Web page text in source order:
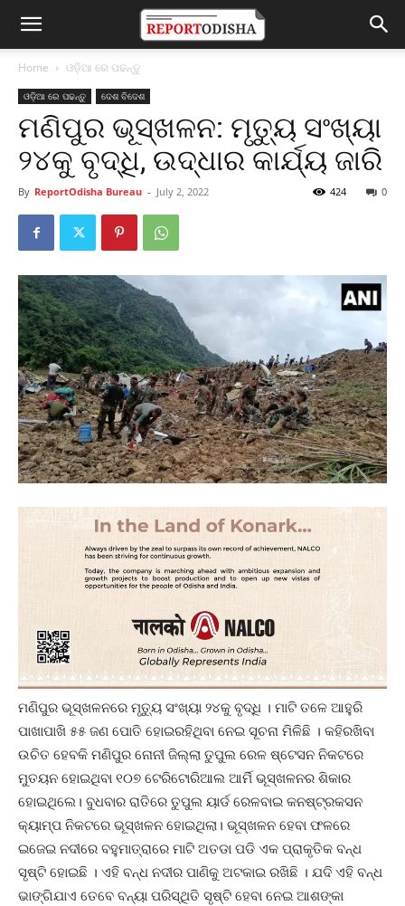
Home ଓଡ଼ିଆ ରେ ପଢନ୍ତୁ
ଓଡ଼ିଆ ରେ ପଢନ୍ତୁ ଦେଶ ବିଦେଶ
ମଣିପୁର ଭୂସ୍ଖଳନ: ମୃତ୍ୟୁ ସଂଖ୍ୟା
୨୪କୁ ବୃଦ୍ଧି, ଉଦ୍ଧାର କାର୍ଯ୍ୟ ଜାରି
By ReportOdisha Bureau - July 2, 2022 0
424
ମଣିପୁର ଭୂସ୍ଖଳନରେ ମୃତ୍ୟୁ ସଂଖ୍ୟା ୨୪କୁ ବୃଦ୍ଧି । ମାଟି ତଳେ ଆହୁରି
ପାଖାପାଖି ୫୫ ଜଣ ପୋତି ହୋଇରହିଥିବା ନେଇ ସୂଚନା ମିଳିଛି । କହିରଖିବା
ଉଚିତ ହେବକି ମଣିପୁର ନୋନୀ ଜିଲ୍ଲା ତୁପୁଲ ରେଳ ଷ୍ଟେସନ ନିକଟରେ
ମୁତୟନ ହୋଇଥିବା ୧୦୭ ଟେରିଟୋରିଆଲ ଆର୍ମି ଭୂସ୍ଖଳନର ଶିକାର
ହୋଇଥିଲେ। ବୁଧବାର ରାତିରେ ତୁପୁଲ ୟାର୍ଡ ରେଳବାଇ କନଷ୍ଟ୍ରକସନ
କ୍ୟାମ୍ପ ନିକଟରେ ଭୂସ୍ଖଳନ ହୋଇଥିଲା। ଭୂସ୍ଖଳନ ହେବା ଫଳରେ
ଇଜେଇ ନଦୀରେ ବହୁମାତ୍ରାରେ ମାଟି ଅତଡା ପଡି ଏକ ପ୍ରାକୃତିକ ବନ୍ଧ
ସୃଷ୍ଟି ହୋଇଛି । ଏହି ବନ୍ଧ ନଦୀର ପାଣିକୁ ଅଟକାଇ ରଖିଛି । ଯଦି ଏହି ବନ୍ଧ
ଭାଙ୍ଗିଯାଏ ତେବେ ବନ୍ୟା ପରିସ୍ଥିତି ସୃଷ୍ଟି ହେବା ନେଇ ଆଶଙ୍କା